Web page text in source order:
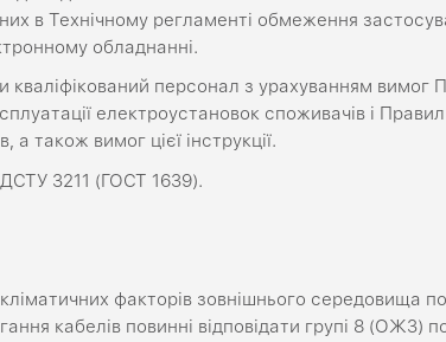
в Технічному регламенті обмеження
обладнанні.
персонал з урахуванням вимог
електроустановок споживачів і Правил
також вимог цієї інструкції.
3211 (ГОСТ 1639).
факторів зовнішнього середовища
кабелів повинні відповідати групі 8 (ОЖ3)